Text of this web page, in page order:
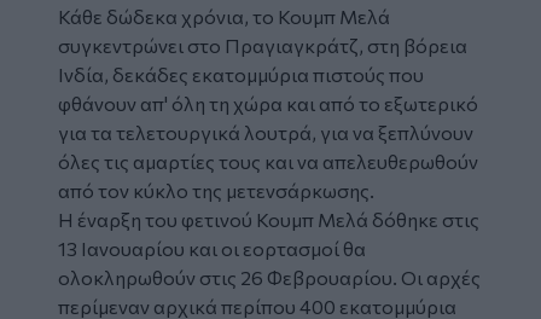
Κάθε δώδεκα χρόνια, το Κουμπ Μελά
συγκεντρώνει στο Πραγιαγκράτζ, στη βόρεια
Ινδία, δεκάδες εκατομμύρια πιστούς που
φθάνουν απ' όλη τη χώρα και από το εξωτερικό
για τα τελετουργικά λουτρά, για να ξεπλύνουν
όλες τις αμαρτίες τους και να απελευθερωθούν
από τον κύκλο της μετενσάρκωσης.
Η έναρξη του φετινού Κουμπ Μελά δόθηκε στις
13 Ιανουαρίου και οι εορτασμοί θα
ολοκληρωθούν στις 26 Φεβρουαρίου. Οι αρχές
περίμεναν αρχικά περίπου 400 εκατομμύρια